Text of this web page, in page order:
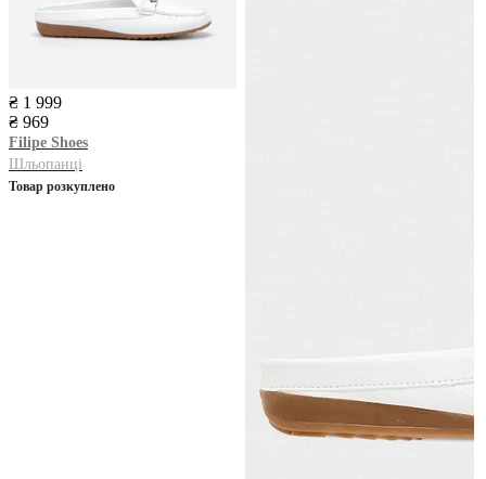
₴ 1 999
₴ 969
Filipe Shoes
Шльопанці
Товар розкуплено